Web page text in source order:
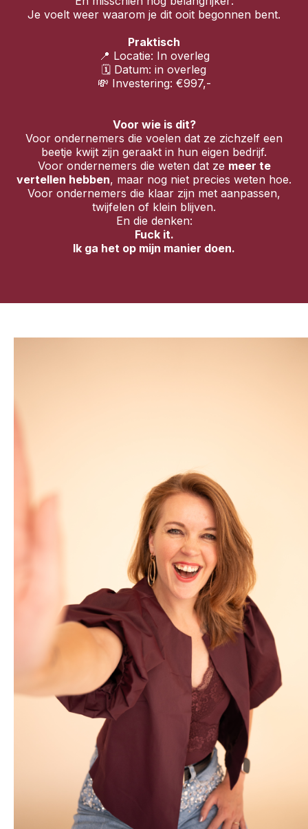
Je voelt weer waarom je dit ooit begonnen bent.
Praktisch
📍 Locatie: In overleg
🗓 Datum: in overleg
💸 Investering: €997,-
Voor wie is dit?
Voor ondernemers die voelen dat ze zichzelf een
beetje kwijt zijn geraakt in hun eigen bedrijf.
Voor ondernemers die weten dat ze meer te
vertellen hebben, maar nog niet precies weten hoe.
Voor ondernemers die klaar zijn met aanpassen,
twijfelen of klein blijven.
En die denken:
Fuck it.
Ik ga het op mijn manier doen.